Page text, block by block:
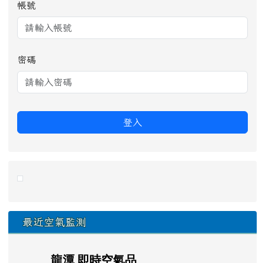
帳號
密碼
登入
最近空氣監測